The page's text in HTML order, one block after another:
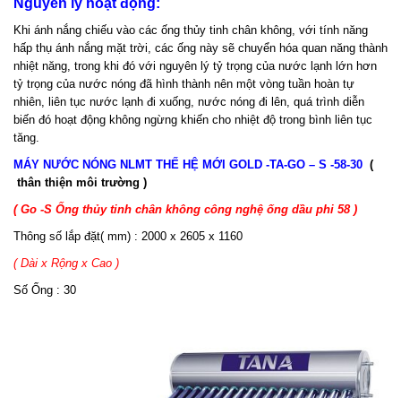
Nguyên lý hoạt động:
Khi ánh nắng chiếu vào các ống thủy tinh chân không, với tính năng
hấp thụ ánh nắng mặt trời, các ống này sẽ chuyển hóa quan năng thành
nhiệt năng, trong khi đó với nguyên lý tỷ trọng của nước lạnh lớn hơn
tỷ trọng của nước nóng đã hình thành nên một vòng tuần hoàn tự
nhiên, liên tục nước lạnh đi xuống, nước nóng đi lên, quá trình diễn
biến đó hoạt động không ngừng khiến cho nhiệt độ trong bình liên tục
tăng.
MÁY NƯỚC NÓNG NLMT THẾ HỆ MỚI GOLD -TA-GO – S -58-30 (
thân thiện môi trường )
( Go -S Ống thủy tinh chân không công nghệ ống dầu phi 58 )
Thông số lắp đặt( mm) : 2000 x 2605 x 1160
( Dài x Rộng x Cao )
Số Ống : 30